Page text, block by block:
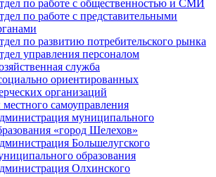
по работе с общественностью и СМИ
по работе с представительными
по развитию потребительского рынка
управления персоналом
служба
ориентированных
организаций
самоуправления
муниципального
«город Шелехов»
Большелугского
образования
Олхинского